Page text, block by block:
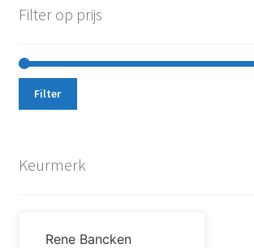
Filter op prijs
Filter
Keurmerk
Rene Bancken